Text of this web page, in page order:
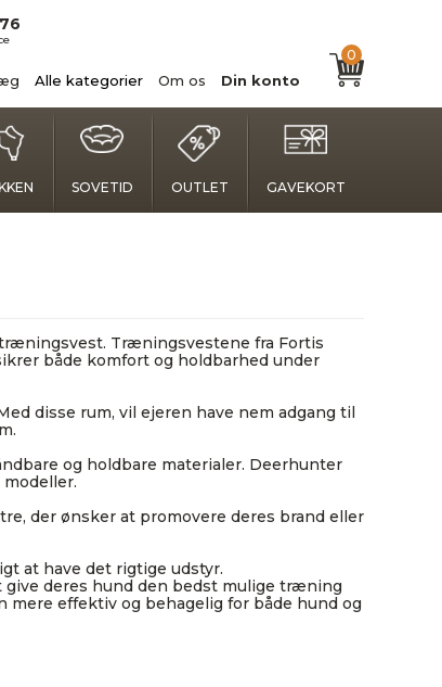
Alle kategorier Om os Din konto
0
SOVETID OUTLET GAVEKORT
Træningsvestene fra Fortis
både komfort og holdbarhed under
disse rum, vil ejeren have nem adgang til
og holdbare materialer. Deerhunter
der ønsker at promovere deres brand eller
at have det rigtige udstyr.
give deres hund den bedst mulige træning
effektiv og behagelig for både hund og